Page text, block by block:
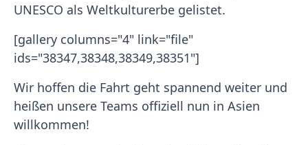
UNESCO als Weltkulturerbe gelistet.
[gallery columns="4" link="file"
ids="38347,38348,38349,38351"]
Wir hoffen die Fahrt geht spannend weiter und
heißen unsere Teams offiziell nun in Asien
willkommen!